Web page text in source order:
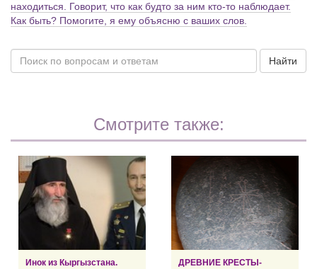
находиться. Говорит, что как будто за ним кто-то наблюдает.
Как быть? Помогите, я ему объясню с ваших слов.
Найти
Смотрите также:
Инок из Кыргызстана. ДРЕВНИЕ КРЕСТЫ-